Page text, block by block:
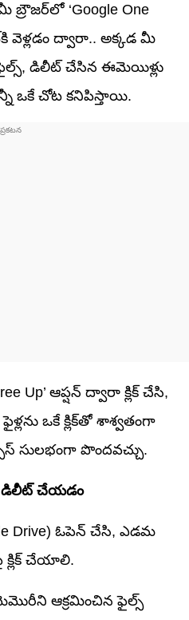
బ్రౌజర్‌లో ‘Google One
వెళ్లడం ద్వారా.. అక్కడ మీ
డిలీట్ చేసిన ఈమెయిళ్లు
ఒకే చోట కనిపిస్తాయి.
Up’ ఆప్షన్ ద్వారా క్లిక్ చేసి,
ఒకే క్లిక్‌తో శాశ్వతంగా
సులభంగా పొందవచ్చు.
డిలీట్ చేయడం
Drive) ఓపెన్ చేసి, ఎడమ
క్లిక్ చేయాలి.
ఆక్రమించిన ఫైల్స్